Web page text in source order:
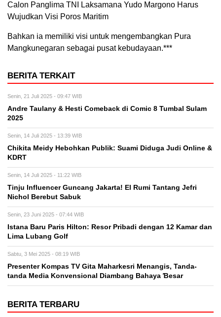
Calon Panglima TNI Laksamana Yudo Margono Harus
Wujudkan Visi Poros Maritim
Bahkan ia memiliki visi untuk mengembangkan Pura
Mangkunegaran sebagai pusat kebudayaan.***
BERITA TERKAIT
Senin, 21 Juli 2025 - 09:47 WIB
Andre Taulany & Hesti Comeback di Comic 8 Tumbal Sulam
2025
Senin, 14 Juli 2025 - 13:39 WIB
Chikita Meidy Hebohkan Publik: Suami Diduga Judi Online &
KDRT
Senin, 14 Juli 2025 - 11:22 WIB
Tinju Influencer Guncang Jakarta! El Rumi Tantang Jefri
Nichol Berebut Sabuk
Senin, 23 Juni 2025 - 07:44 WIB
Istana Baru Paris Hilton: Resor Pribadi dengan 12 Kamar dan
Lima Lubang Golf
Sabtu, 3 Mei 2025 - 08:19 WIB
Presenter Kompas TV Gita Maharkesri Menangis, Tanda-
tanda Media Konvensional Diambang Bahaya Ɓesar
BERITA TERBARU